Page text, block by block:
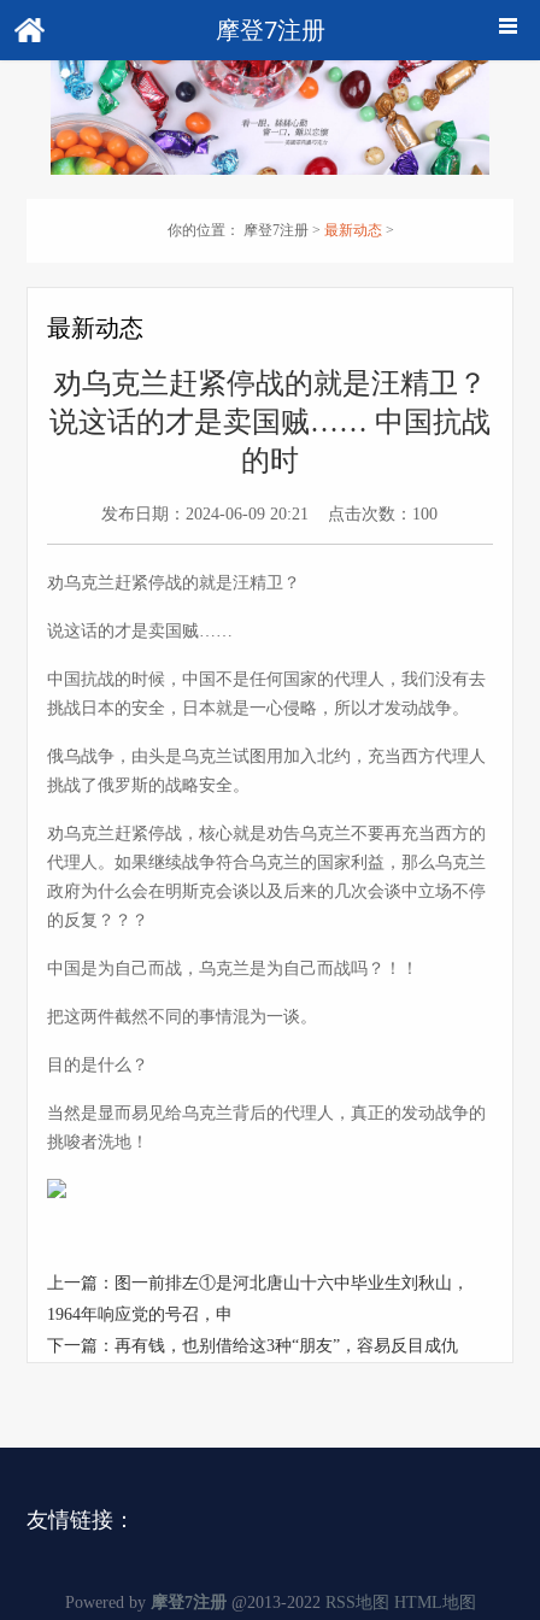
摩登7注册
你的位置： 摩登7注册 > 最新动态 >
最新动态
劝乌克兰赶紧停战的就是汪精卫？
说这话的才是卖国贼…… 中国抗战
的时
发布日期：2024-06-09 20:21 点击次数：100
劝乌克兰赶紧停战的就是汪精卫？
说这话的才是卖国贼……
中国抗战的时候，中国不是任何国家的代理人，我们没有去
挑战日本的安全，日本就是一心侵略，所以才发动战争。
俄乌战争，由头是乌克兰试图用加入北约，充当西方代理人
挑战了俄罗斯的战略安全。
劝乌克兰赶紧停战，核心就是劝告乌克兰不要再充当西方的
代理人。如果继续战争符合乌克兰的国家利益，那么乌克兰
政府为什么会在明斯克会谈以及后来的几次会谈中立场不停
的反复？？？
中国是为自己而战，乌克兰是为自己而战吗？！！
把这两件截然不同的事情混为一谈。
目的是什么？
当然是显而易见给乌克兰背后的代理人，真正的发动战争的
挑唆者洗地！
上一篇： 图一前排左①是河北唐山十六中毕业生刘秋山，
1964年响应党的号召，申
下一篇：再有钱，也别借给这3种“朋友”，容易反目成仇
友情链接：
Powered by 摩登7注册@2013-2022 RSS地图 HTML地图